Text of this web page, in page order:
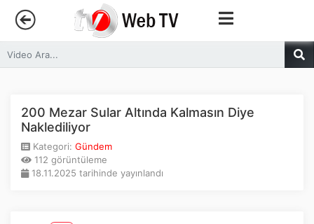
Anasayfa
Canlı Yayın
Kategoriler
200 Mezar Sular Altında Kalmasın Diye
Naklediliyor
Kategori: Gündem
112 görüntüleme
18.11.2025 tarihinde yayınlandı